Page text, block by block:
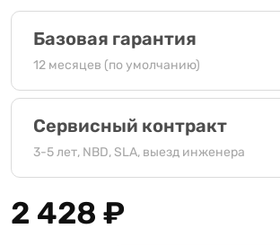
Базовая гарантия
12 месяцев (по умолчанию)
Сервисный контракт
3-5 лет, NBD, SLA, выезд инженера
2 428₽